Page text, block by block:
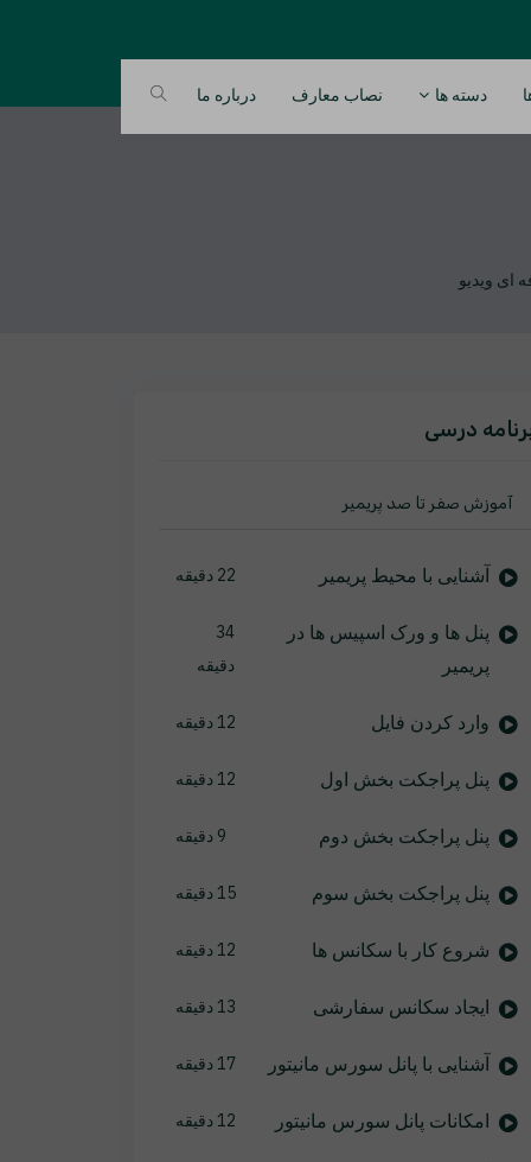
دسته ها نصاب معارف درباره ما
درسی
آموزش صفر تا صد پریمیر
آشنایی با محیط پریمیر 22 دقیقه
پنل ها و ورک اسپیس ها در
پریمیر
34
دقیقه
وارد کردن فایل 12 دقیقه
پنل پراجکت بخش اول 12 دقیقه
پنل پراجکت بخش دوم 9 دقیقه
پنل پراجکت بخش سوم 15 دقیقه
شروع کار با سکانس ها 12 دقیقه
ایجاد سکانس سفارشی 13 دقیقه
آشنایی با پانل سورس مانیتور 17 دقیقه
امکانات پانل سورس مانیتور 12 دقیقه